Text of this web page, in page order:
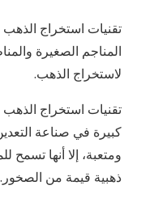
تقنيات استخراج
المناجم الصغيرة
لاستخراج الذهب.
تقنيات استخراج الذهب
كبيرة في صناعة
ومتعبة، إلا أنها
ذهبية قيمة من الصخور.